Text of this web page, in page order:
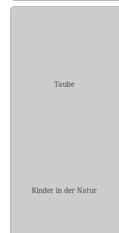
Taube
Kinder in der Natur